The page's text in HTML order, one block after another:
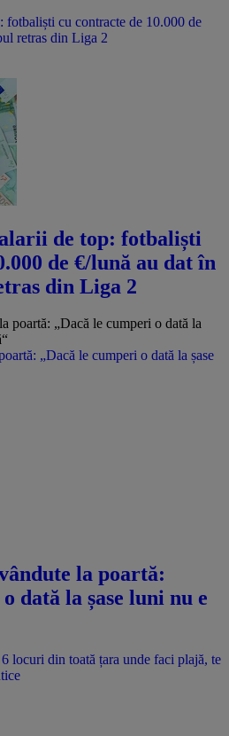
fotbaliști cu contracte de 10.000 de
retras din Liga 2
de top: fotbaliști
de €/lună au dat în
din Liga 2
„Dacă le cumperi o dată la șase
la poartă:
dată la șase luni nu e
locuri din toată țara unde faci plajă, te